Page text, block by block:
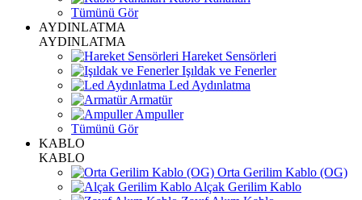
Tümünü Gör
AYDINLATMA
AYDINLATMA
Hareket Sensörleri
Işıldak ve Fenerler
Led Aydınlatma
Armatür
Ampuller
Tümünü Gör
KABLO
KABLO
Orta Gerilim Kablo (OG)
Alçak Gerilim Kablo